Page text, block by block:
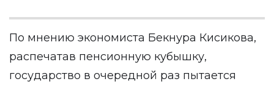
По мнению экономиста Бекнура Кисикова,
распечатав пенсионную кубышку,
государство в очередной раз пытается